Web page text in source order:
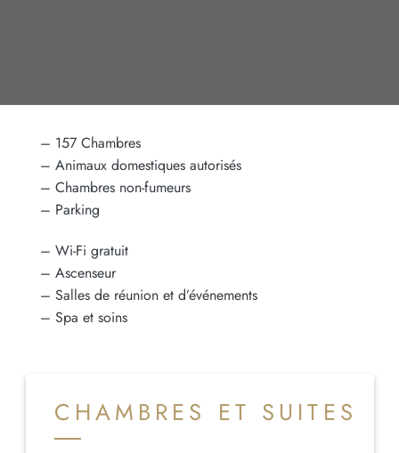
– 157 Chambres
– Animaux domestiques autorisés
– Chambres non-fumeurs
– Parking
– Wi-Fi gratuit
– Ascenseur
– Salles de réunion et d’événements
– Spa et soins
CHAMBRES ET SUITES